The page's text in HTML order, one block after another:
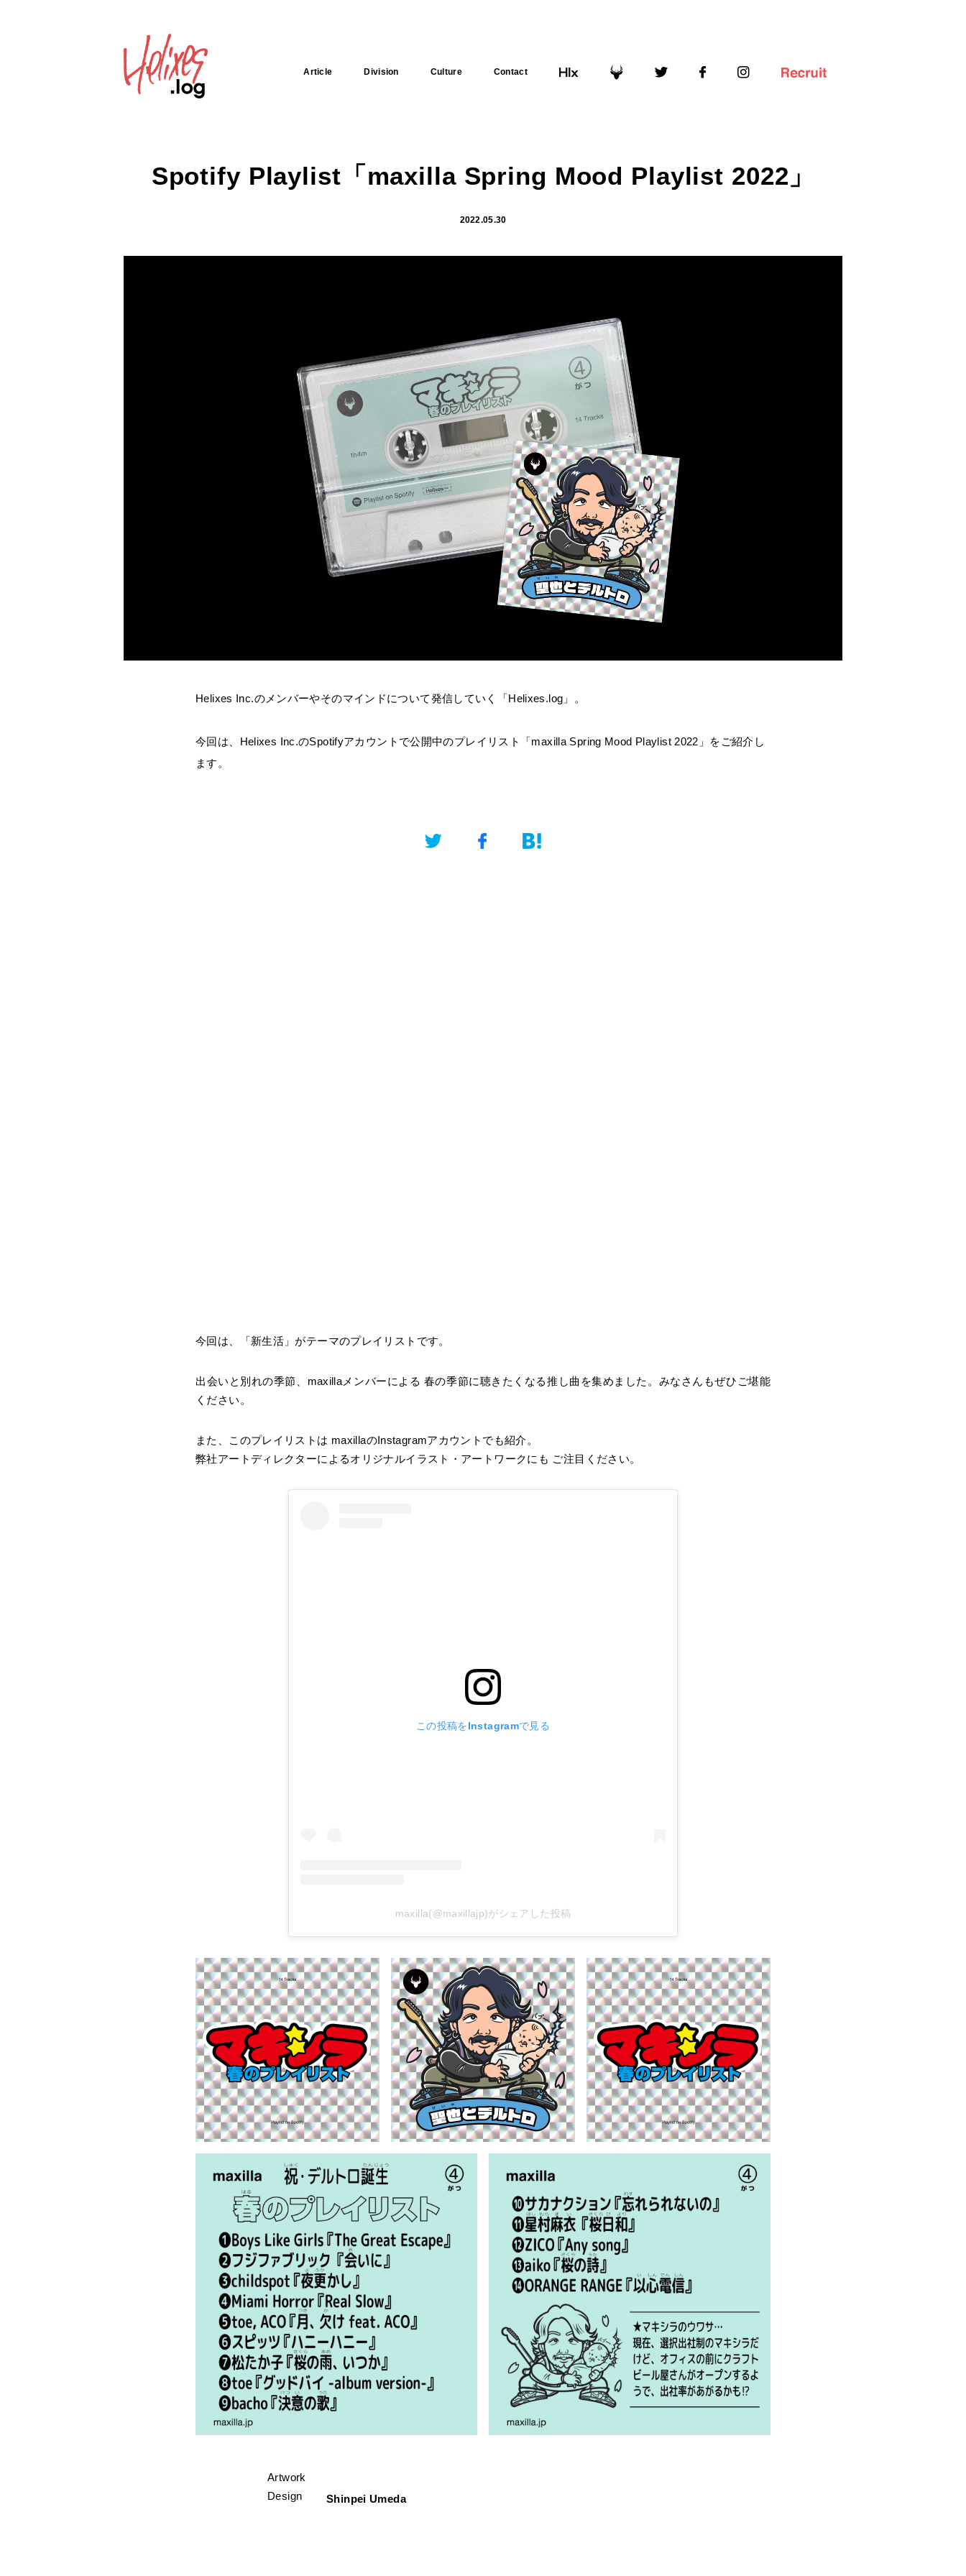
Article Division Culture Contact
Spotify Playlist「maxilla Spring Mood Playlist 2022」
2022.05.30
Helixes Inc.のメンバーやそのマインドについて発信していく「Helixes.log」。
今回は、Helixes Inc.のSpotifyアカウントで公開中のプレイリスト「maxilla Spring Mood Playlist 2022」をご紹介し
ます。
今回は、「新生活」がテーマのプレイリストです。
出会いと別れの季節、maxillaメンバーによる 春の季節に聴きたくなる推し曲を集めました。みなさんもぜひご堪能
ください。
また、このプレイリストは maxillaのInstagramアカウントでも紹介。
弊社アートディレクターによるオリジナルイラスト・アートワークにも ご注目ください。
この投稿をInstagramで見る
maxilla(@maxillajp)がシェアした投稿
Artwork
Design
Shinpei Umeda